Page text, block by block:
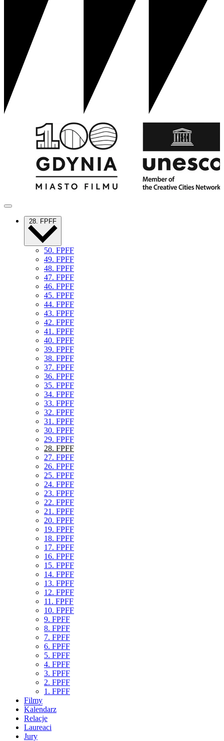
28. FPFF
50. FPFF
49. FPFF
48. FPFF
47. FPFF
46. FPFF
45. FPFF
44. FPFF
43. FPFF
42. FPFF
41. FPFF
40. FPFF
39. FPFF
38. FPFF
37. FPFF
36. FPFF
35. FPFF
34. FPFF
33. FPFF
32. FPFF
31. FPFF
30. FPFF
29. FPFF
28. FPFF
27. FPFF
26. FPFF
25. FPFF
24. FPFF
23. FPFF
22. FPFF
21. FPFF
20. FPFF
19. FPFF
18. FPFF
17. FPFF
16. FPFF
15. FPFF
14. FPFF
13. FPFF
12. FPFF
11. FPFF
10. FPFF
9. FPFF
8. FPFF
7. FPFF
6. FPFF
5. FPFF
4. FPFF
3. FPFF
2. FPFF
1. FPFF
Filmy
Kalendarz
Relacje
Laureaci
Jury